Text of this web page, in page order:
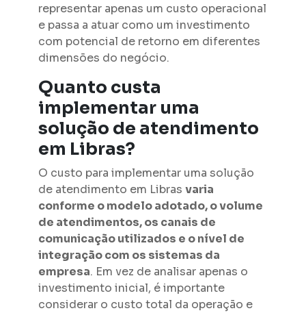
representar apenas um custo operacional
e passa a atuar como um investimento
com potencial de retorno em diferentes
dimensões do negócio.
Quanto custa
implementar uma
solução de atendimento
em Libras?
O custo para implementar uma solução
de atendimento em Libras varia
conforme o modelo adotado, o volume
de atendimentos, os canais de
comunicação utilizados e o nível de
integração com os sistemas da
empresa. Em vez de analisar apenas o
investimento inicial, é importante
considerar o custo total da operação e